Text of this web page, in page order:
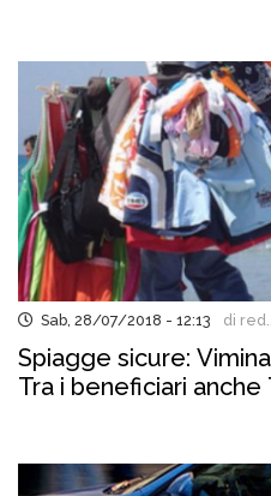
Sab, 28/07/2018 - 12:13 di
Spiagge sicure:
Tra i beneficiari anche